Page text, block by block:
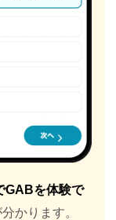
GABを体験で
かります。